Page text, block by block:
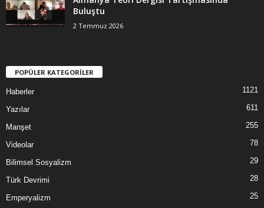
Buluştu
2 Temmuz 2026
POPÜLER KATEGORİLER
Haberler 1121
Yazılar 611
Manşet 255
Videolar 78
Bilimsel Sosyalizm 29
Türk Devrimi 28
Emperyalizm 25